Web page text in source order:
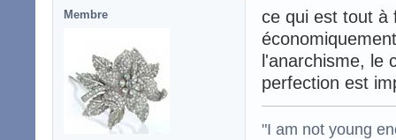
Membre
ce qui est tout à
l'anarchisme, le
perfection est
"I am not young